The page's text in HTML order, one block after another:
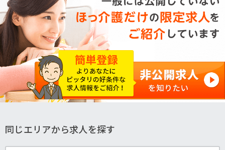
同じエリアから求人を探す